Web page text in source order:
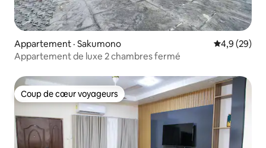
Appartement · Sakumono Note
4,9 (29)
Appartement de luxe 2 chambres fermé
Coup de cœur voyageurs
Coup de cœur voyageurs